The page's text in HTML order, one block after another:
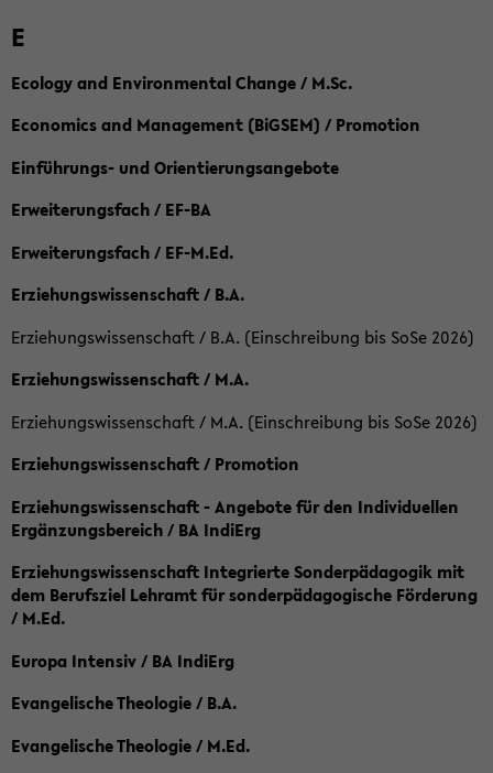
E
Ecology and Environmental Change / M.Sc.
Economics and Management (BiGSEM) / Promotion
Einführungs- und Orientierungsangebote
Erweiterungsfach / EF-BA
Erweiterungsfach / EF-M.Ed.
Erziehungswissenschaft / B.A.
Erziehungswissenschaft / B.A. (Einschreibung bis SoSe 2026)
Erziehungswissenschaft / M.A.
Erziehungswissenschaft / M.A. (Einschreibung bis SoSe 2026)
Erziehungswissenschaft / Promotion
Erziehungswissenschaft - Angebote für den Individuellen
Ergänzungsbereich / BA IndiErg
Erziehungswissenschaft Integrierte Sonderpädagogik mit
dem Berufsziel Lehramt für sonderpädagogische Förderung
/ M.Ed.
Europa Intensiv / BA IndiErg
Evangelische Theologie / B.A.
Evangelische Theologie / M.Ed.